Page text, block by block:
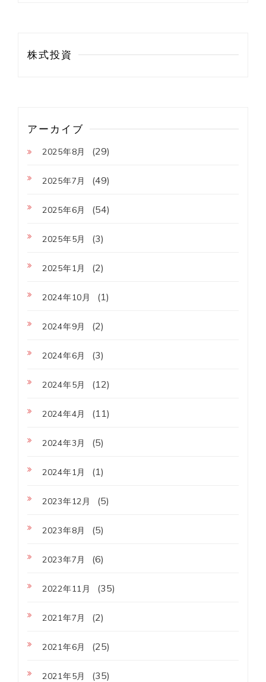
株式投資
アーカイブ
2025年8月 (29)
2025年7月 (49)
2025年6月 (54)
2025年5月 (3)
2025年1月 (2)
2024年10月 (1)
2024年9月 (2)
2024年6月 (3)
2024年5月 (12)
2024年4月 (11)
2024年3月 (5)
2024年1月 (1)
2023年12月 (5)
2023年8月 (5)
2023年7月 (6)
2022年11月 (35)
2021年7月 (2)
2021年6月 (25)
2021年5月 (35)